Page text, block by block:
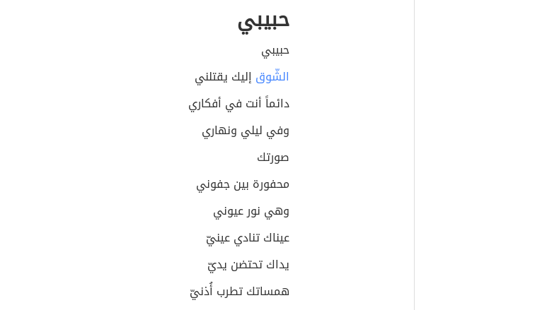
حبيبي
حبيبي
الشّوق إليك يقتلني
دائماً أنت في أفكاري
وفي ليلي ونهاري
صورتك
محفورة بين جفوني
وهي نور عيوني
عيناك تنادي عينيّ
يداك تحتضن يديّ
همساتك تطرب أُذنيّ